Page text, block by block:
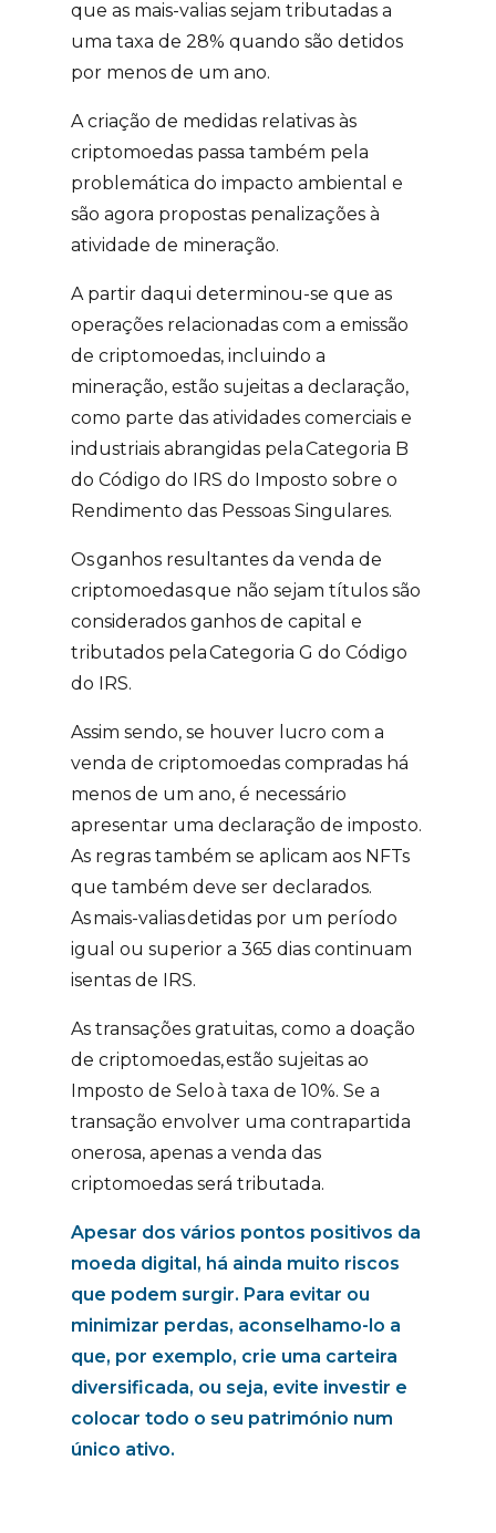
que as mais-valias sejam tributadas a
uma taxa de 28% quando são detidos
por menos de um ano.
A criação de medidas relativas às
criptomoedas passa também pela
problemática do impacto ambiental e
são agora propostas penalizações à
atividade de mineração.
A partir daqui determinou-se que as
operações relacionadas com a emissão
de criptomoedas, incluindo a
mineração, estão sujeitas a declaração,
como parte das atividades comerciais e
industriais abrangidas pelaCategoria B
do Código do IRS do Imposto sobre o
Rendimento das Pessoas Singulares.
Osganhos resultantes da venda de
criptomoedasque não sejam títulos são
considerados ganhos de capital e
tributados pelaCategoria G do Código
do IRS.
Assim sendo, se houver lucro com a
venda de criptomoedas compradas há
menos de um ano, é necessário
apresentar uma declaração de imposto.
As regras também se aplicam aos NFTs
que também deve ser declarados.
Asmais-valiasdetidas por um período
igual ou superior a 365 dias continuam
isentas de IRS.
As transações gratuitas, como a doação
de criptomoedas,estão sujeitas ao
Imposto de Seloà taxa de 10%. Se a
transação envolver uma contrapartida
onerosa, apenas a venda das
criptomoedas será tributada.
Apesar dos vários pontos positivos da
moeda digital, há ainda muito riscos
que podem surgir. Para evitar ou
minimizar perdas, aconselhamo-lo a
que, por exemplo, crie uma carteira
diversificada, ou seja, evite investir e
colocar todo o seu património num
único ativo.